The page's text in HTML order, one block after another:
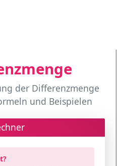
der Differenzmenge
und Beispielen